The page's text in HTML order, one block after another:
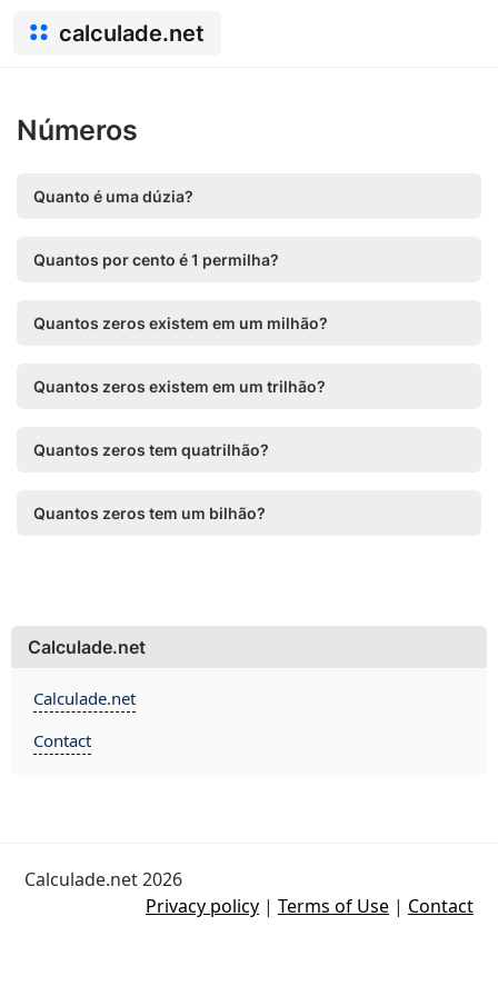
calculade.net
Números
Quanto é uma dúzia?
Quantos por cento é 1 permilha?
Quantos zeros existem em um milhão?
Quantos zeros existem em um trilhão?
Quantos zeros tem quatrilhão?
Quantos zeros tem um bilhão?
Calculade.net
Calculade.net
Contact
Calculade.net 2026
Privacy policy | Terms of Use | Contact